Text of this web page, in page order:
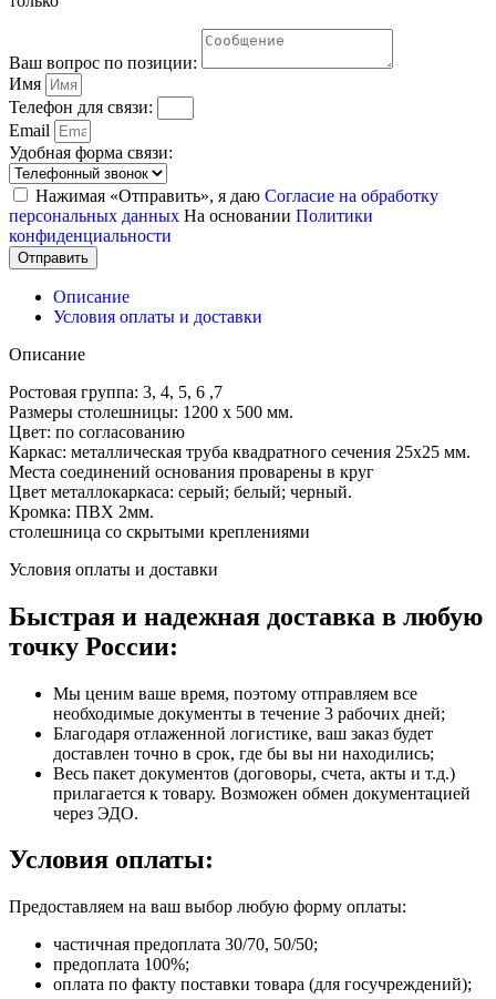
Ваш вопрос по позиции:
Имя
Телефон для связи:
Email
Удобная форма связи:
Нажимая «Отправить», я даю Согласие на обработку
персональных данных На основании Политики
конфиденциальности
Отправить
Описание
Условия оплаты и доставки
Описание
Ростовая группа: 3, 4, 5, 6 ,7
Размеры столешницы: 1200 х 500 мм.
Цвет: по согласованию
Каркас: металлическая труба квадратного сечения 25х25 мм.
Места соединений основания проварены в круг
Цвет металлокаркаса: серый; белый; черный.
Кромка: ПВХ 2мм.
столешница со скрытыми креплениями
Условия оплаты и доставки
Быстрая и надежная доставка в любую
точку России:
Мы ценим ваше время, поэтому отправляем все
необходимые документы в течение 3 рабочих дней;
Благодаря отлаженной логистике, ваш заказ будет
доставлен точно в срок, где бы вы ни находились;
Весь пакет документов (договоры, счета, акты и т.д.)
прилагается к товару. Возможен обмен документацией
через ЭДО.
Условия оплаты:
Предоставляем на ваш выбор любую форму оплаты:
частичная предоплата 30/70, 50/50;
предоплата 100%;
оплата по факту поставки товара (для госучреждений);